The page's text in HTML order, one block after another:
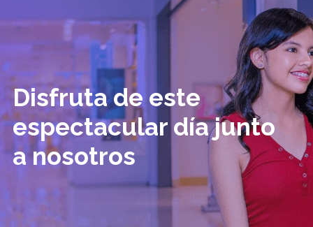
Disfruta de este
espectacular día junto
a nosotros